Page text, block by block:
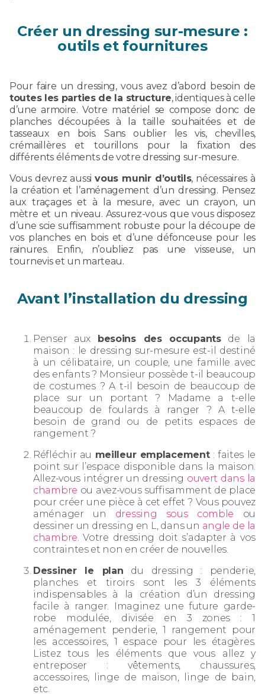
Créer un dressing sur-mesure :
outils et fournitures
Pour faire un dressing, vous avez d’abord besoin de
toutes les parties de la structure, identiques à celle
d’une armoire. Votre matériel se compose donc de
planches découpées à la taille souhaitées et de
tasseaux en bois. Sans oublier les vis, chevilles,
crémaillères et tourillons pour la fixation des
différents éléments de votre dressing sur-mesure.
Vous devrez aussivous munir d’outils, nécessaires à
la création et l’aménagement d’un dressing. Pensez
aux traçages et à la mesure, avec un crayon, un
mètre et un niveau. Assurez-vous que vous disposez
d’une scie suffisamment robuste pour la découpe de
vos planches en bois et d’une défonceuse pour les
rainures. Enfin, n’oubliez pas une visseuse, un
tournevis et un marteau.
Avant l’installation du dressing
Penser aux besoins des occupantsde la
maison : le dressing sur-mesure est-il destiné
à un célibataire, un couple, une famille avec
des enfants ? Monsieur possède t-il beaucoup
de costumes ? A t-il besoin de beaucoup de
place sur un portant ? Madame a t-elle
beaucoup de foulards à ranger ? A t-elle
besoin de grand ou de petits espaces de
rangement ?
Réfléchir au meilleur emplacement: faites le
point sur l’espace disponible dans la maison.
Allez-vous intégrer un dressing ouvert dans la
chambre ou avez-vous suffisamment de place
pour créer une pièce à cet effet ? Vous pouvez
aménager un dressing sous comble ou
dessiner un dressing en L, dans un angle de la
chambre . Votre dressing doit s’adapter à vos
contraintes et non en créer de nouvelles.
Dessiner le plan du dressing : penderie,
planches et tiroirs sont les 3 éléments
indispensables à la création d’un dressing
facile à ranger. Imaginez une future garde-
robe modulée, divisée en 3 zones : 1
aménagement penderie, 1 rangement pour
les accessoires, 1 espace pour les étagères.
Listez tous les éléments que vous allez y
entreposer : vêtements, chaussures,
accessoires, linge de maison, linge de bain,
etc.